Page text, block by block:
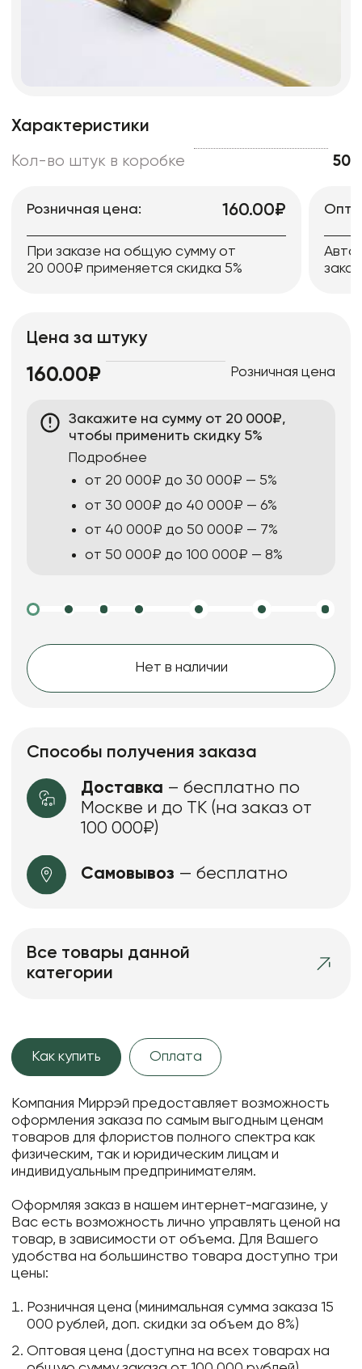
Характеристики
Кол-во штук в коробке 50
Розничная цена: 160.00₽
При заказе на общую сумму от
20 000₽ применяется скидка 5%
Цена за штуку
160.00₽ Розничная цена
Закажите на сумму от 20 000₽,
чтобы применить скидку 5%
Подробнее
от 20 000₽ до 30 000₽ — 5%
от 30 000₽ до 40 000₽ — 6%
от 40 000₽ до 50 000₽ — 7%
от 50 000₽ до 100 000₽ — 8%
Нет в наличии
Способы получения заказа
Доставка – бесплатно по
Москве и до ТК (на заказ от
100 000₽)
Самовывоз — бесплатно
Все товары данной
категории
Как купить Оплата
Компания Миррэй предоставляет возможность
оформления заказа по самым выгодным ценам
товаров для флористов полного спектра как
физическим, так и юридическим лицам и
индивидуальным предпринимателям.
Оформляя заказ в нашем интернет-магазине, у
Вас есть возможность лично управлять ценой на
товар, в зависимости от объема. Для Вашего
удобства на большинство товара доступно три
цены:
Розничная цена (минимальная сумма заказа 15
000 рублей, доп. скидки за объем до 8%)
Оптовая цена (доступна на всех товарах на